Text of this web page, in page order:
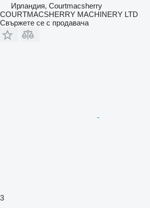
Ирландия, Courtmacsherry
COURTMACSHERRY MACHINERY LTD
Свържете се с продавача
3